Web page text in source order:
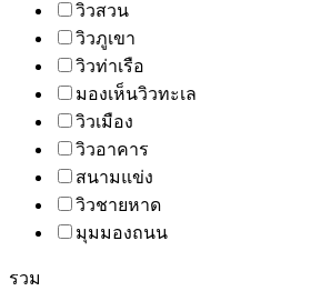
วิวสวน
วิวภูเขา
วิวท่าเรือ
มองเห็นวิวทะเล
วิวเมือง
วิวอาคาร
สนามแข่ง
วิวชายหาด
มุมมองถนน
รวม